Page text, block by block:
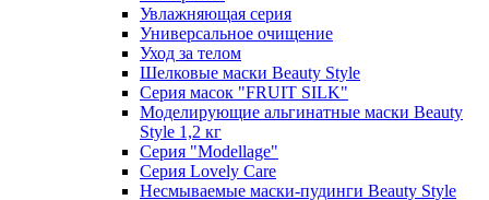
Увлажняющая серия
Универсальное очищение
Уход за телом
Шелковые маски Beauty Style
Серия масок "FRUIT SILK"
Моделирующие альгинатные маски Beauty
Style 1,2 кг
Серия "Modellage"
Cерия Lovely Care
Несмываемые маски-пудинги Beauty Style